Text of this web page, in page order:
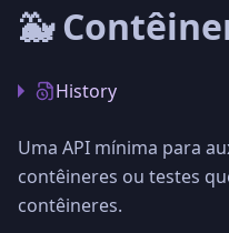
🐳
History
Uma API mínima para
contêineres ou testes
contêineres.